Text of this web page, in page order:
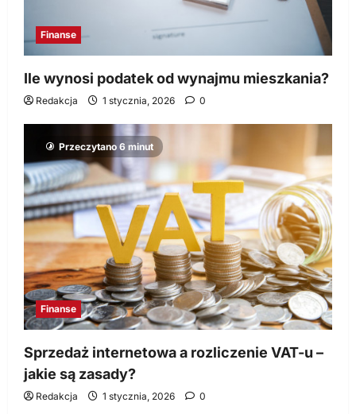
Finanse
Ile wynosi podatek od wynajmu mieszkania?
Redakcja 1 stycznia, 2026 0
Przeczytano 6 minut
Finanse
Sprzedaż internetowa a rozliczenie VAT-u –
jakie są zasady?
Redakcja 1 stycznia, 2026 0